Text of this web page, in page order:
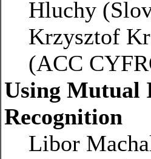
Hluchy
Krzysztof
(ACC
Using
Recognition
Libor